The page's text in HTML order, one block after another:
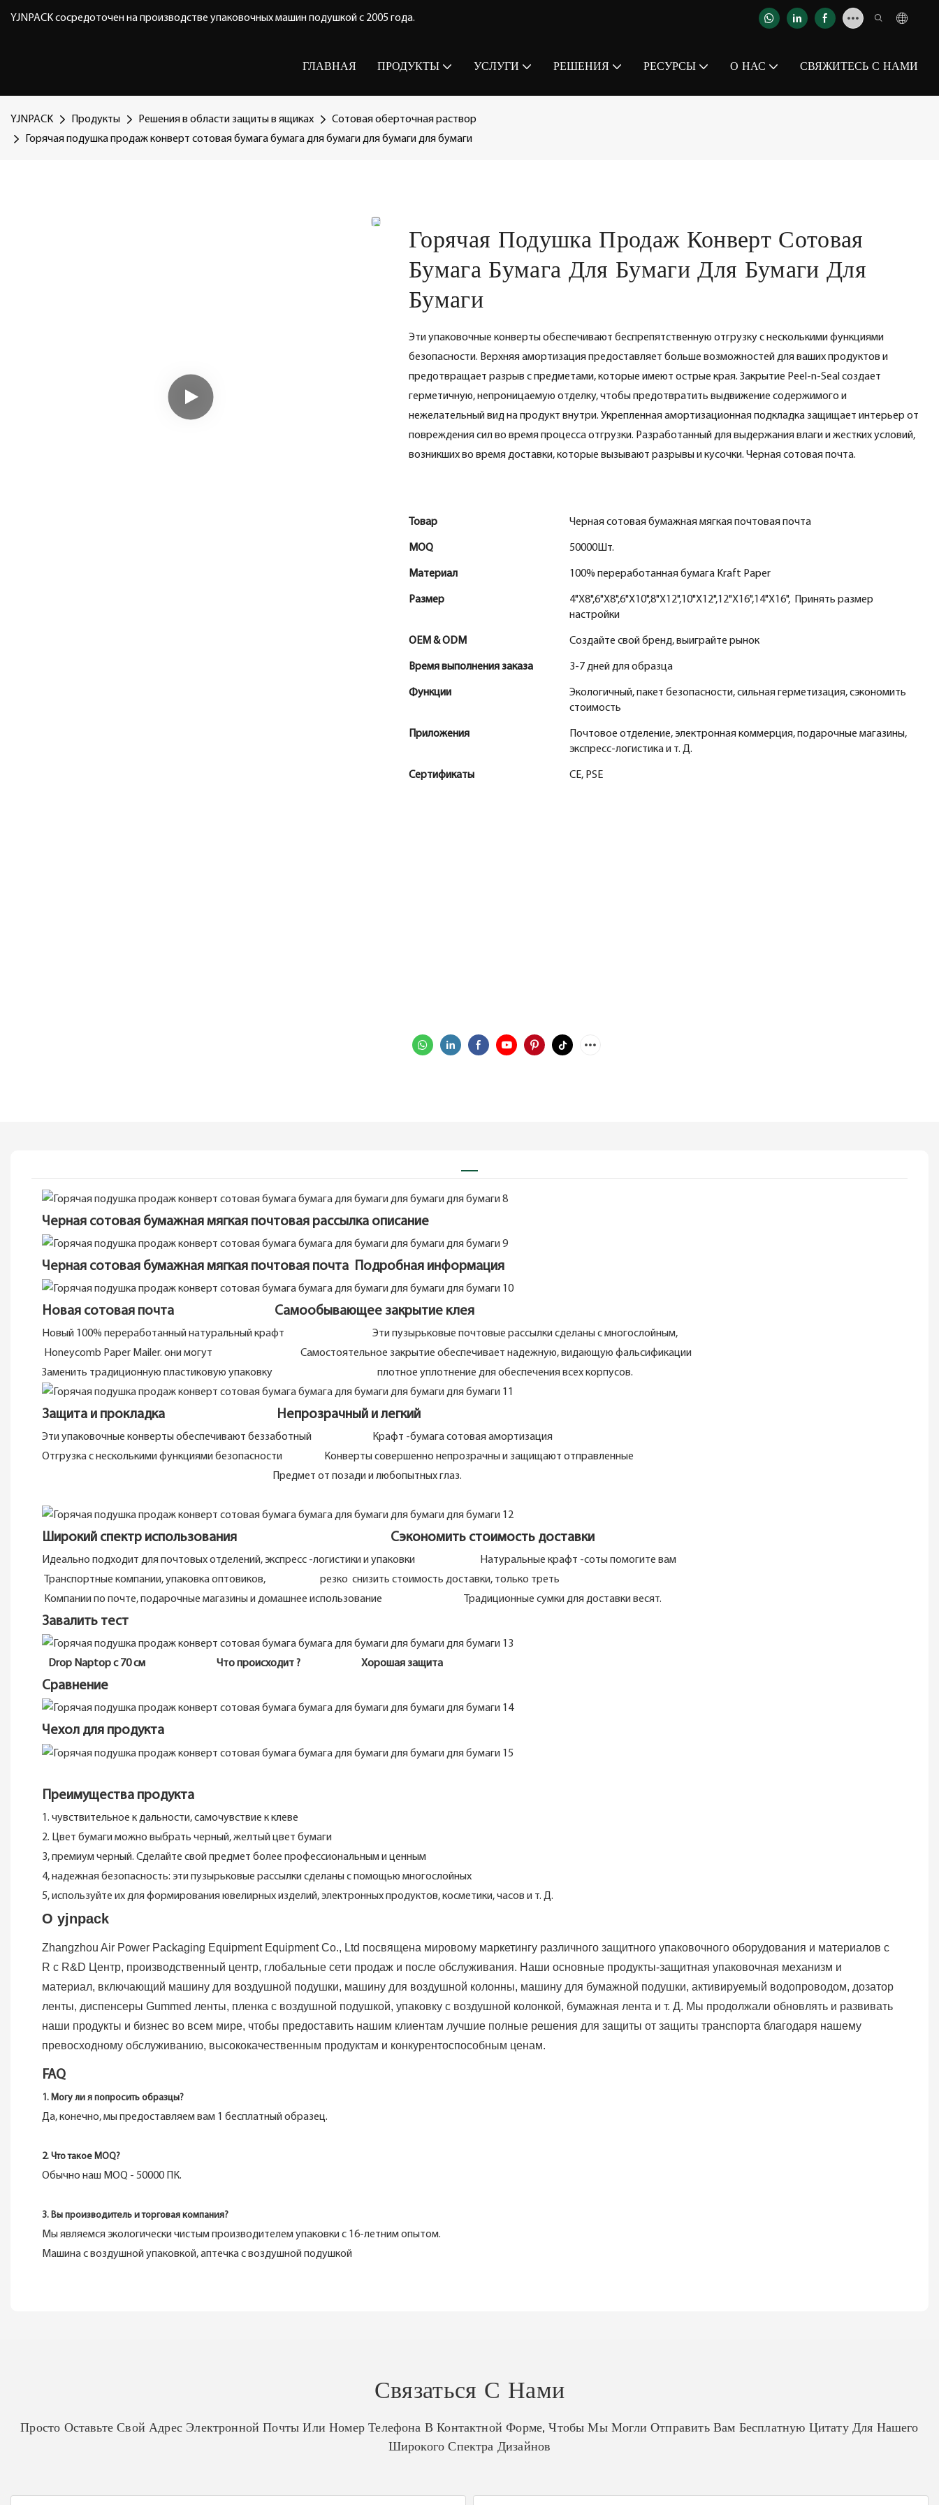
YJNPACK сосредоточен на производстве упаковочных машин подушкой с 2005 года.
ГЛАВНАЯ ПРОДУКТЫ УСЛУГИ РЕШЕНИЯ РЕСУРСЫ О НАС СВЯЖИТЕСЬ С НАМИ
YJNPACK Продукты Решения в области защиты в ящиках
Сотовая оберточная раствор
Горячая подушка продаж конверт сотовая бумага бумага для бумаги для бумаги для бумаги
Горячая Подушка Продаж Конверт Сотовая
Бумага Бумага Для Бумаги Для Бумаги Для
Бумаги
Эти упаковочные конверты обеспечивают беспрепятственную отгрузку с несколькими функциями
безопасности. Верхняя амортизация предоставляет больше возможностей для ваших продуктов и
предотвращает разрыв с предметами, которые имеют острые края. Закрытие Peel-n-Seal создает
герметичную, непроницаемую отделку, чтобы предотвратить выдвижение содержимого и
нежелательный вид на продукт внутри. Укрепленная амортизационная подкладка защищает интерьер от
повреждения сил во время процесса отгрузки. Разработанный для выдержания влаги и жестких условий,
возникших во время доставки, которые вызывают разрывы и кусочки. Черная сотовая почта.
Товар Черная сотовая бумажная мягкая почтовая почта
MOQ 50000Шт.
Материал 100% переработанная бумага Kraft Paper
Размер
4"X8",6"X8",6"X10",8"X12",10"X12",12"X16",14"X16", Принять размер
настройки
OEM & ODM Создайте свой бренд, выиграйте рынок
Время выполнения заказа 3-7 дней для образца
Функции
Экологичный, пакет безопасности, сильная герметизация, сэкономить
стоимость
Приложения
Почтовое отделение, электронная коммерция, подарочные магазины,
экспресс-логистика и т. Д.
Сертификаты CE, PSE
Черная сотовая бумажная мягкая почтовая рассылка описание
Черная сотовая бумажная мягкая почтовая почта Подробная информация
Новая сотовая почта Самообывающее закрытие клея
Новый 100% переработанный натуральный крафт Эти пузырьковые почтовые рассылки сделаны с многослойным,
Honeycomb Paper Mailer. они могут Самостоятельное закрытие обеспечивает надежную, видающую фальсификации
Заменить традиционную пластиковую упаковку плотное уплотнение для обеспечения всех корпусов.
Защита и прокладка Непрозрачный и легкий
Эти упаковочные конверты обеспечивают беззаботный Крафт -бумага сотовая амортизация
Отгрузка с несколькими функциями безопасности Конверты совершенно непрозрачны и защищают отправленные
Предмет от позади и любопытных глаз.
Широкий спектр использования Сэкономить стоимость доставки
Идеально подходит для почтовых отделений, экспресс -логистики и упаковки Натуральные крафт -соты помогите вам
Транспортные компании, упаковка оптовиков, резко снизить стоимость доставки, только треть
Компании по почте, подарочные магазины и домашнее использование Традиционные сумки для доставки весят.
Завалить тест
Drop Naptop с 70 см Что происходит ? Хорошая защита
Сравнение
Чехол для продукта
Преимущества продукта
1. чувствительное к дальности, самочувствие к клеве
2. Цвет бумаги можно выбрать черный, желтый цвет бумаги
3, премиум черный. Сделайте свой предмет более профессиональным и ценным
4, надежная безопасность: эти пузырьковые рассылки сделаны с помощью многослойных
5, используйте их для формирования ювелирных изделий, электронных продуктов, косметики, часов и т. Д.
О yjnpack
Zhangzhou Air Power Packaging Equipment Equipment Co., Ltd посвящена мировому маркетингу различного защитного упаковочного оборудования и материалов с
R с R&D Центр, производственный центр, глобальные сети продаж и после обслуживания. Наши основные продукты-защитная упаковочная механизм и
материал, включающий машину для воздушной подушки, машину для воздушной колонны, машину для бумажной подушки, активируемый водопроводом, дозатор
ленты, диспенсеры Gummed ленты, пленка с воздушной подушкой, упаковку с воздушной колонкой, бумажная лента и т. Д. Мы продолжали обновлять и развивать
наши продукты и бизнес во всем мире, чтобы предоставить нашим клиентам лучшие полные решения для защиты от защиты транспорта благодаря нашему
превосходному обслуживанию, высококачественным продуктам и конкурентоспособным ценам.
FAQ
1. Могу ли я попросить образцы?
Да, конечно, мы предоставляем вам 1 бесплатный образец.
2. Что такое MOQ?
Обычно наш MOQ - 50000 ПК.
3. Вы производитель и торговая компания?
Мы являемся экологически чистым производителем упаковки с 16-летним опытом.
Машина с воздушной упаковкой, аптечка с воздушной подушкой
Связаться С Нами
Просто Оставьте Свой Адрес Электронной Почты Или Номер Телефона В Контактной Форме, Чтобы Мы Могли Отправить Вам Бесплатную Цитату Для Нашего
Широкого Спектра Дизайнов